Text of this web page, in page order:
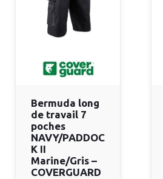
Bermuda long
de travail 7
poches
NAVY/PADDOC
K II
Marine/Gris –
COVERGUARD